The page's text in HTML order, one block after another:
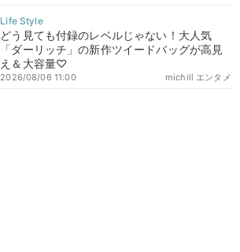
どう見ても付録のレベルじゃない！大人気
「ダーリッチ」の新作ツイードバッグが高見
え＆大容量♡
michill エンタメ
2026/08/06 11:00